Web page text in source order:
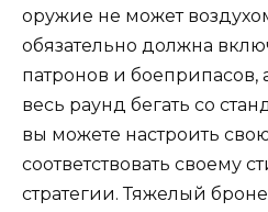
оружие не может
обязательно должна
патронов и боеприпасов,
весь раунд бегать со
вы можете настроить
соответствовать своему
стратегии. Тяжелый